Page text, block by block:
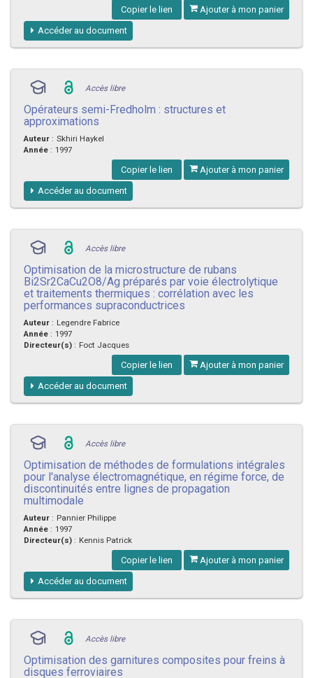
Copier le lien Ajouter à mon panier
Accéder au document
Accès libre
Opérateurs semi-Fredholm : structures et
approximations
Auteur : Skhiri Haykel
Année : 1997
Copier le lien Ajouter à mon panier
Accéder au document
Accès libre
Optimisation de la microstructure de rubans
Bi2Sr2CaCu2O8/Ag préparés par voie électrolytique
et traitements thermiques : corrélation avec les
performances supraconductrices
Auteur : Legendre Fabrice
Année : 1997
Directeur(s) : Foct Jacques
Copier le lien Ajouter à mon panier
Accéder au document
Accès libre
Optimisation de méthodes de formulations intégrales
pour l'analyse électromagnétique, en régime force, de
discontinuités entre lignes de propagation
multimodale
Auteur : Pannier Philippe
Année : 1997
Directeur(s) : Kennis Patrick
Copier le lien Ajouter à mon panier
Accéder au document
Accès libre
Optimisation des garnitures composites pour freins à
disques ferroviaires